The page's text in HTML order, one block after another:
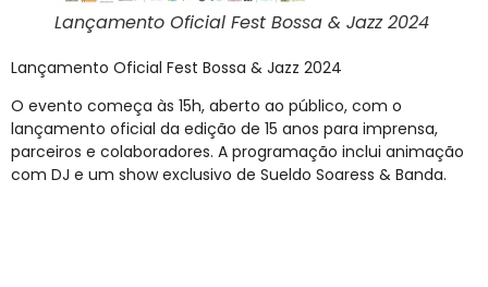
Lançamento Oficial Fest Bossa & Jazz 2024
Lançamento Oficial Fest Bossa & Jazz 2024
O evento começa às 15h, aberto ao público, com o
lançamento oficial da edição de 15 anos para imprensa,
parceiros e colaboradores. A programação inclui animação
com DJ e um show exclusivo de Sueldo Soaress & Banda.